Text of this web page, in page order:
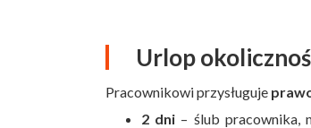
Urlop
Pracownikowi przysługuje
2 dni – ślub pracownika,